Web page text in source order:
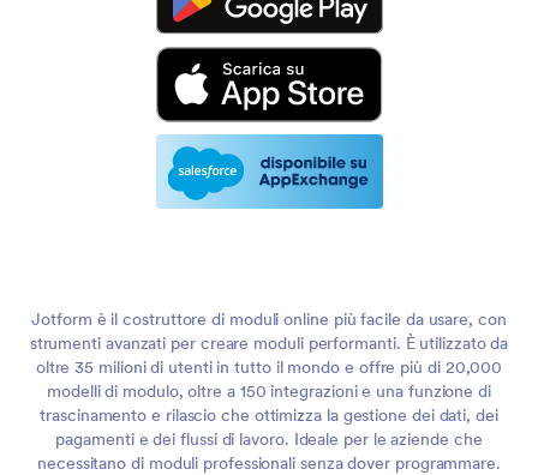
Jotform è il costruttore di moduli online più facile da usare, con
strumenti avanzati per creare moduli performanti. È utilizzato da
oltre 35 milioni di utenti in tutto il mondo e offre più di 20,000
modelli di modulo, oltre a 150 integrazioni e una funzione di
trascinamento e rilascio che ottimizza la gestione dei dati, dei
pagamenti e dei flussi di lavoro. Ideale per le aziende che
necessitano di moduli professionali senza dover programmare.